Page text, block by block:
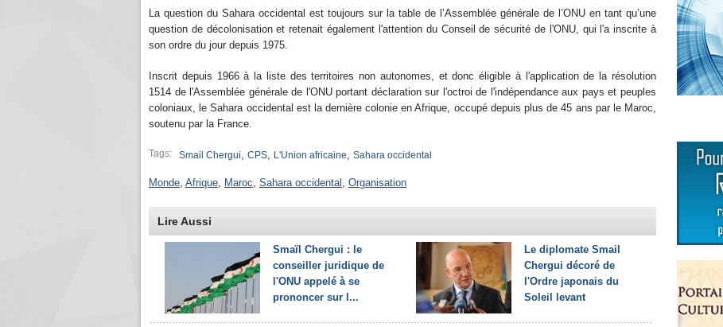
La question du Sahara occidental est toujours sur la table de l’Assemblée générale de l’ONU en tant qu’une
question de décolonisation et retenait également l'attention du Conseil de sécurité de l'ONU, qui l'a inscrite à
son ordre du jour depuis 1975.
Inscrit depuis 1966 à la liste des territoires non autonomes, et donc éligible à l'application de la résolution
1514 de l'Assemblée générale de l'ONU portant déclaration sur l'octroi de l'indépendance aux pays et peuples
coloniaux, le Sahara occidental est la dernière colonie en Afrique, occupé depuis plus de 45 ans par le Maroc,
soutenu par la France.
Tags: Smail Chergui, CPS, L'Union africaine, Sahara occidental
Monde, Afrique, Maroc, Sahara occidental , Organisation
Lire Aussi
Smaïl Chergui : le
conseiller juridique de
l'ONU appelé à se
prononcer sur l...
Le diplomate Smail
Chergui décoré de
l'Ordre japonais du
Soleil levant